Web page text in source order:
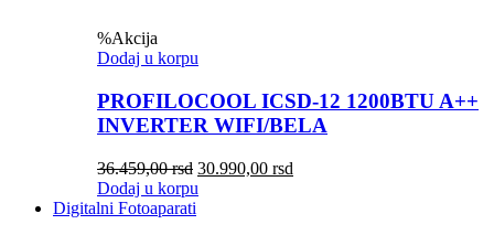
%Akcija
Dodaj u korpu
PROFILOCOOL ICSD-12 1200BTU A++
INVERTER WIFI/BELA
36.459,00rsd 30.990,00 rsd
Dodaj u korpu
Digitalni Fotoaparati